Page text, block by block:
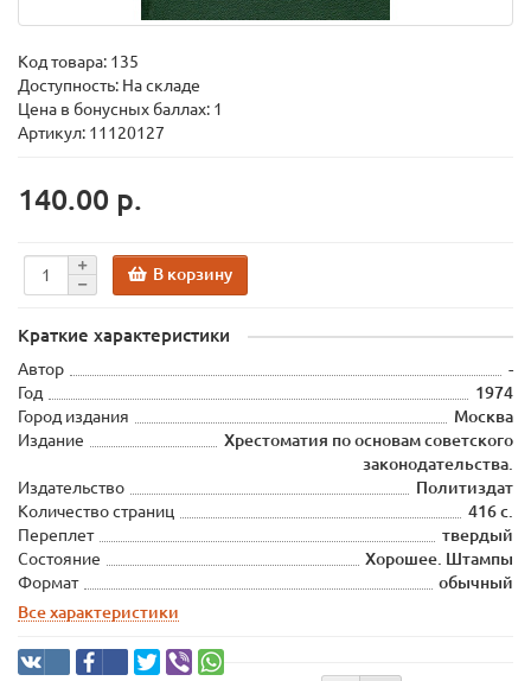
Код товара: 135
Доступность: На складе
Цена в бонусных баллах: 1
Артикул: 11120127
140.00 р.
В корзину
Краткие характеристики
Автор
-
Год
1974
Город издания
Москва
Издание
Хрестоматия по основам советского
законодательства.
Издательство
Политиздат
Количество страниц
416 с.
Переплет
твердый
Состояние
Хорошее. Штампы
Формат
обычный
Все характеристики